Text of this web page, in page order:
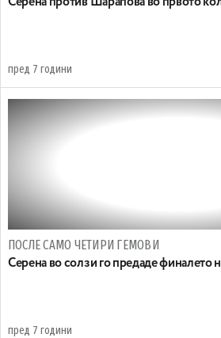
пред 7 години
ПОСЛЕ САМО ЧЕТИРИ ГЕМОВИ
Серена во солзи го предаде финалето
пред 7 години